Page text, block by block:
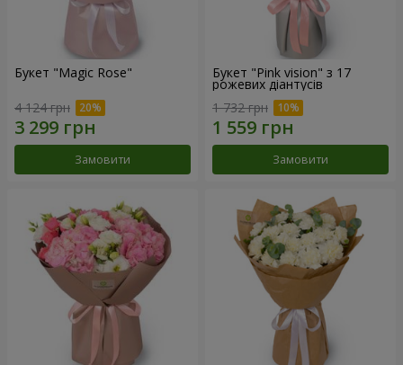
Букет "Magic Rose"
4 124 грн
Замовити
Букет "Pink vision" з 17
рожевих діантусів
1 732 грн
Замовити